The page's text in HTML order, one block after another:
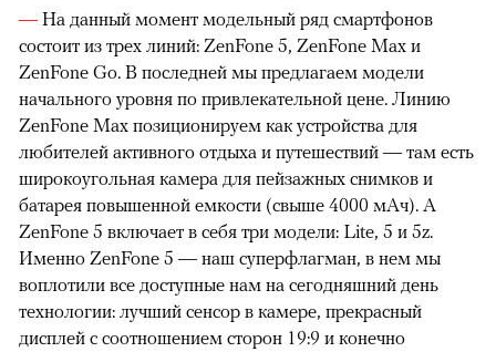
— На данный момент модельный ряд смартфонов
состоит из трех линий: ZenFone 5, ZenFone Max и
ZenFone Go. В последней мы предлагаем модели
начального уровня по привлекательной цене. Линию
ZenFone Max позиционируем как устройства для
любителей активного отдыха и путешествий — там есть
широкоугольная камера для пейзажных снимков и
батарея повышенной емкости (свыше 4000 мАч). А
ZenFone 5 включает в себя три модели: Lite, 5 и 5z.
Именно ZenFone 5 — наш суперфлагман, в нем мы
воплотили все доступные нам на сегодняшний день
технологии: лучший сенсор в камере, прекрасный
дисплей с соотношением сторон 19:9 и конечно